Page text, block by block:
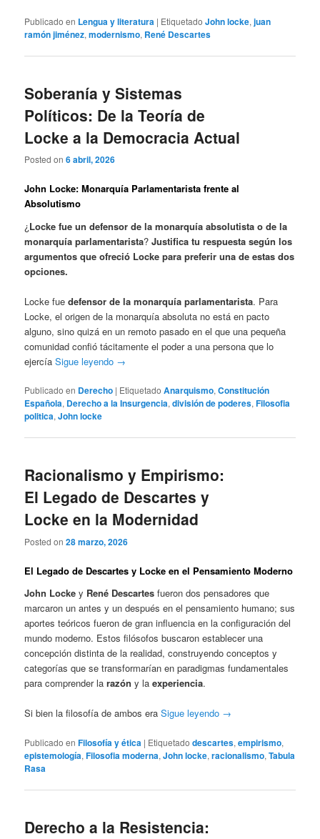
Publicado en Lengua y literatura | Etiquetado John locke,juan
ramón jiménez,modernismo, René Descartes
Soberanía y Sistemas
Políticos: De la Teoría de
Locke a la Democracia Actual
Posted on6 abril, 2026
John Locke: Monarquía Parlamentarista frente al
Absolutismo
¿Locke fue un defensor de la monarquía absolutista o de la
monarquía parlamentarista?Justifica tu respuesta según los
argumentos que ofreció Locke para preferir una de estas dos
opciones.
Locke fuedefensor de la monarquía parlamentarista. Para
Locke, el origen de la monarquía absoluta no está en pacto
alguno, sino quizá en un remoto pasado en el que una pequeña
comunidad confió tácitamente el poder a una persona que lo
ejercíaSigue leyendo →
Publicado en Derecho | Etiquetado Anarquismo,Constitución
Española, Derecho a la Insurgencia,división de poderes,Filosofia
politica,John locke
Racionalismo y Empirismo:
El Legado de Descartes y
Locke en la Modernidad
Posted on28 marzo, 2026
El Legado de Descartes y Locke en el Pensamiento Moderno
John Locke y René Descartes fueron dos pensadores que
marcaron un antes y un después en el pensamiento humano; sus
aportes teóricos fueron de gran influencia en la configuración del
mundo moderno. Estos filósofos buscaron establecer una
concepción distinta de la realidad, construyendo conceptos y
categorías que se transformarían en paradigmas fundamentales
para comprender larazón y laexperiencia.
Si bien la filosofía de ambos eraSigue leyendo →
Publicado en Filosofía y ética | Etiquetado descartes,empirismo,
epistemología,Filosofia moderna,John locke,racionalismo,Tabula
Rasa
Derecho a la Resistencia: